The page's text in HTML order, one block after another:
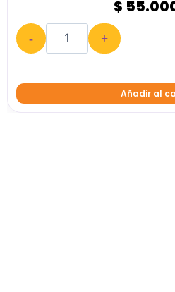
$
- +
Añadir al